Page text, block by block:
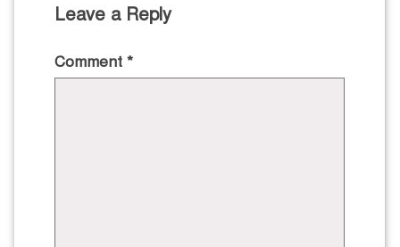
Leave a Reply
Comment *